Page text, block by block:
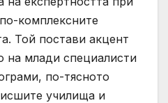
комплексните
Той постави акцент
на млади специалисти
по-тясното
училища и